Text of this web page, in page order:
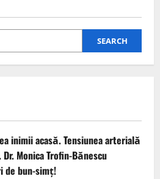
SEARCH
inimii acasă. Tensiunea arterială
Monica Trofin-Bănescu
de bun-simț!